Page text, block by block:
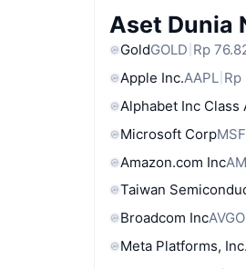
Aset Dunia
GoldGOLD Rp
Apple Inc.AAPL Rp
Alphabet Inc Class
Microsoft Corp
Amazon.com Inc
Taiwan
Broadcom IncAVGO
Meta Platforms, Inc.